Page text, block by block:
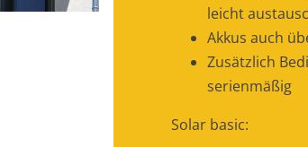
leicht
Akkus auch
Zusätzlich
serienmäßig
Solar basic: